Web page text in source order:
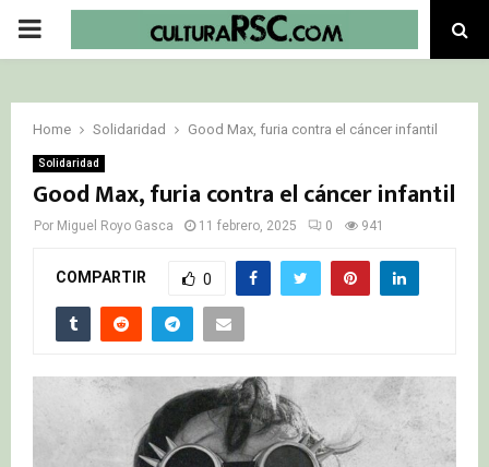
PRIMARY
Home Solidaridad Good Max, furia contra el cáncer infantil
Solidaridad
Good Max, furia contra el cáncer infantil
Por Miguel Royo Gasca 11 febrero, 2025 0 941
COMPARTIR 0